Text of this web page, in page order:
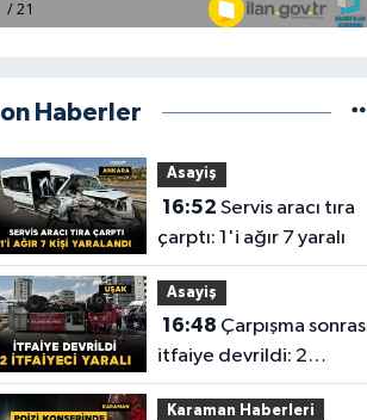
Haberler
Asayiş
16:52
çarptı: 1'i ağır 7 yaralı
Asayiş
16:48
itfaiye devrildi: 2
itfaiyeci yaralı
Karaman Haberleri